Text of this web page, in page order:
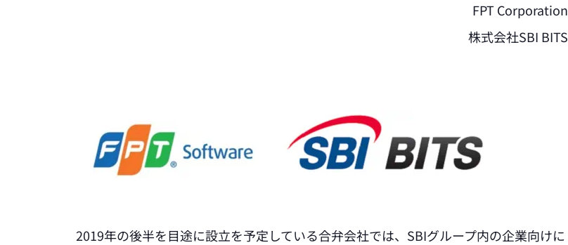
FPT Corporation
株式会社SBI BITS
2019年の後半を目途に設立を予定している合弁会社では、SBIグループ内の企業向けに